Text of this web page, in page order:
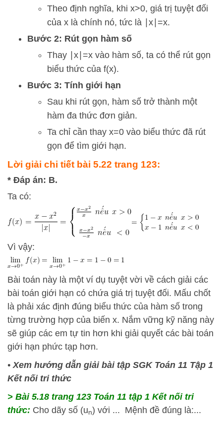
Theo định nghĩa, khi x>0, giá trị tuyệt đối
của x là chính nó, tức là x =x.
Bước 2: Rút gọn hàm số
Thay
x =x vào hàm số, ta có thể rút gọn
biểu thức của f(x).
Bước 3: Tính giới hạn
Sau khi rút gọn, hàm số trở thành một
hàm đa thức đơn giản.
Ta chỉ cần thay x=0 vào biểu thức đã rút
gọn để tìm giới hạn.
Lời giải chi tiết bài 5.22 trang 123:
* Đáp án: B.
Ta có:
Vì vậy:
Bài toán này là một ví dụ tuyệt vời về cách giải các
bài toán giới hạn có chứa giá trị tuyệt đối. Mấu chốt
là phải xác định đúng biểu thức của hàm số trong
từng trường hợp của biến x. Nắm vững kỹ năng này
sẽ giúp các em tự tin hơn khi giải quyết các bài toán
giới hạn phức tạp hơn.
•Xem hướng dẫn giải bài tập SGK Toán 11 Tập 1
Kết nối tri thức
> Bài 5.18 trang 123 Toán 11 tập 1 Kết nối tri
thức: Cho dãy số (un) với ... Mệnh đề đúng là:...